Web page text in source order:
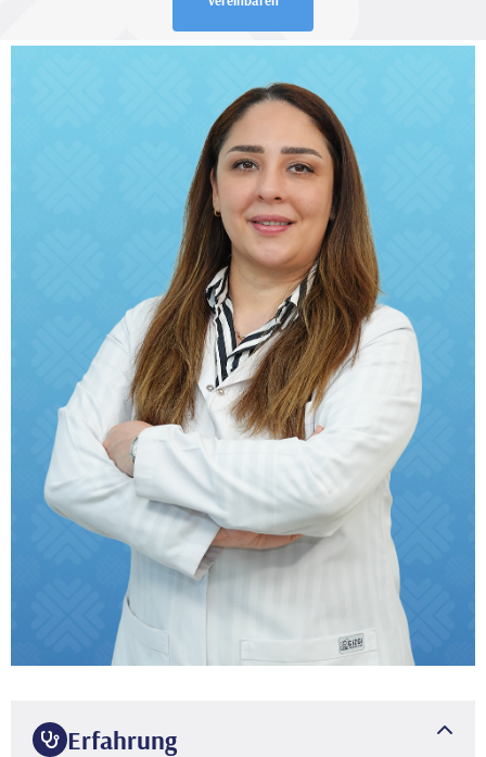
Erfahrung